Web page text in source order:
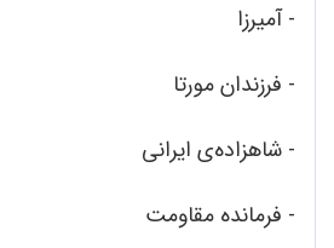
- آمیرزا
- فرزندان مورتا
- شاهزاده‌ی ایرانی
- فرمانده‌ مقاومت